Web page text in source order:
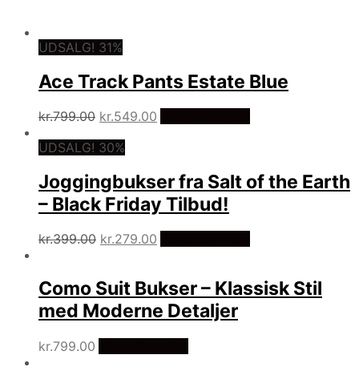
UDSALG! 31%
Ace Track Pants Estate Blue
kr.799.00 Den
pris
kr.799.00.
kr.549.00
kr.549.00.
UDSALG! 30%
Joggingbukser fra Salt of the Earth
– Black Friday Tilbud!
kr.399.00 Den
var:
kr.399.00.
kr.279.00
er:
kr.279.00.
Como Suit Bukser – Klassisk Stil
med Moderne Detaljer
kr.799.00